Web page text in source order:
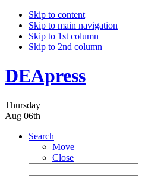
Skip to content
Skip to main navigation
Skip to 1st column
Skip to 2nd column
DEApress
Thursday
Aug 06th
Search
Move
Close